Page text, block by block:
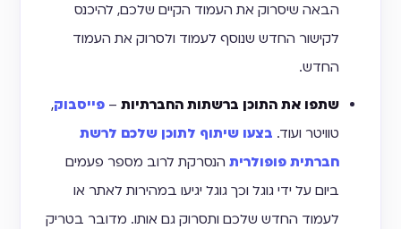
הבאה שיסרוק את העמוד הקיים שלכם, להיכנס
לקישור החדש שנוסף לעמוד ולסרוק את העמוד
החדש.
שתפו את התוכן ברשתות החברתיות – פייסבוק,
טוויטר ועוד. בצעו שיתוף לתוכן שלכם לרשת
חברתית פופולרית הנסרקת לרוב מספר פעמים
ביום על ידי גוגל וכך גוגל יגיעו במהירות לאתר או
לעמוד החדש שלכם ותסרוק גם אותו. מדובר בטריק